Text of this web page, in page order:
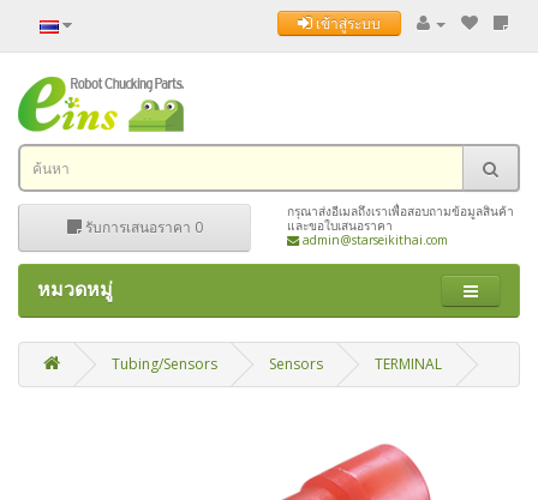
เข้าสู่ระบบ
รับการเสนอราคา 0
กรุณาส่งอีเมลถึงเราเพื่อสอบถามข้อมูลสินค้า
และขอใบเสนอราคา
admin@starseikithai.com
หมวดหมู่
Tubing/Sensors Sensors TERMINAL